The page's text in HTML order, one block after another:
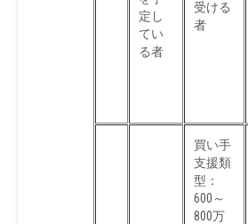
定し
てい
る者
受ける
者
買い手
支援類
型：
600～
800万